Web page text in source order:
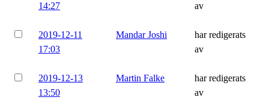
14:27
av
2019-12-11
17:03
Mandar Joshi
har redigerats
av
2019-12-13
13:50
Martin Falke
har redigerats
av